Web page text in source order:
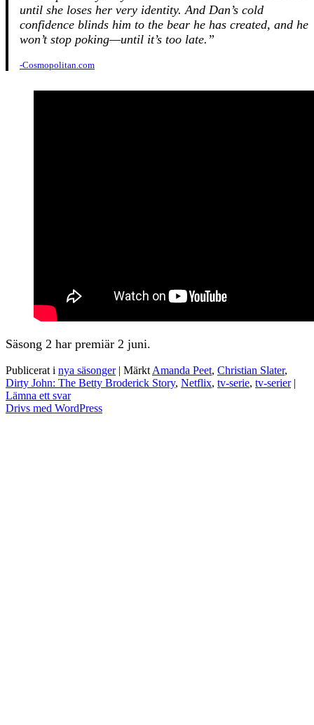
until she loses her very identity. And Dan’s cold
confidence blinds him to the bear he has created, and he
won’t stop poking—until it’s too late.”
-Cosmopolitan.com
Säsong 2 har premiär 2 juni.
Publicerat i nya säsonger | Märkt Amanda Peet, Christian Slater,
Dirty John: The Betty Broderick Story, Netflix, tv-serie, tv-serier |
Lämna ett svar
Drivs med WordPress